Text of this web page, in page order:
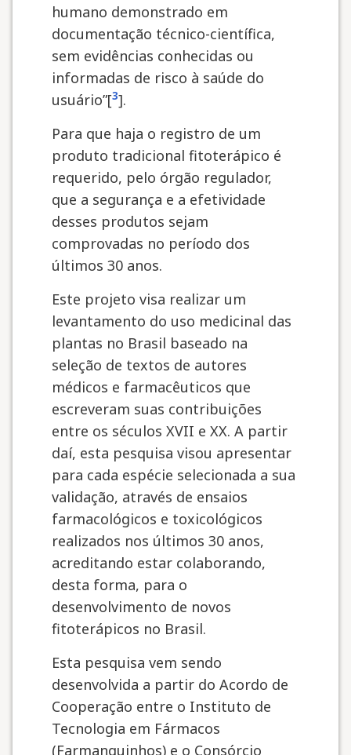
humano demonstrado em
documentação técnico-científica,
sem evidências conhecidas ou
informadas de risco à saúde do
usuário”[3].
Para que haja o registro de um
produto tradicional fitoterápico é
requerido, pelo órgão regulador,
que a segurança e a efetividade
desses produtos sejam
comprovadas no período dos
últimos 30 anos.
Este projeto visa realizar um
levantamento do uso medicinal das
plantas no Brasil baseado na
seleção de textos de autores
médicos e farmacêuticos que
escreveram suas contribuições
entre os séculos XVII e XX. A partir
daí, esta pesquisa visou apresentar
para cada espécie selecionada a sua
validação, através de ensaios
farmacológicos e toxicológicos
realizados nos últimos 30 anos,
acreditando estar colaborando,
desta forma, para o
desenvolvimento de novos
fitoterápicos no Brasil.
Esta pesquisa vem sendo
desenvolvida a partir do Acordo de
Cooperação entre o Instituto de
Tecnologia em Fármacos
(Farmanguinhos) e o Consórcio